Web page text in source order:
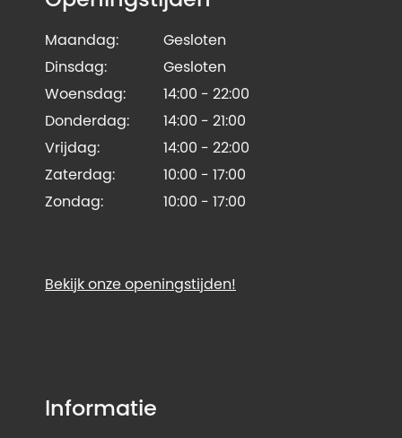
Maandag:
Gesloten
Dinsdag:
Gesloten
Woensdag:
14:00 - 22:00
Donderdag:
14:00 - 21:00
Vrijdag:
14:00 - 22:00
Zaterdag:
10:00 - 17:00
Zondag:
10:00 - 17:00
Bekijk onze openingstijden!
Informatie